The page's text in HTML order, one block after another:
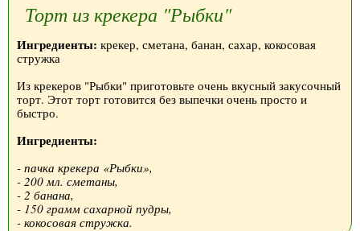
Торт из крекера "Рыбки"
Ингредиенты: крекер, сметана, банан, сахар, кокосовая
стружка
Из крекеров "Рыбки" приготовьте очень вкусный закусочный
торт. Этот торт готовится без выпечки очень просто и
быстро.
Ингредиенты:
- пачка крекера «Рыбки»,
- 200 мл. сметаны,
- 2 банана,
- 150 грамм сахарной пудры,
- кокосовая стружка.